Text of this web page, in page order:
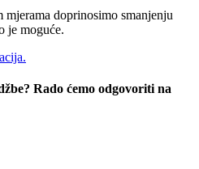
doprinosimo smanjenju
je moguće.
Rado ćemo odgovoriti na